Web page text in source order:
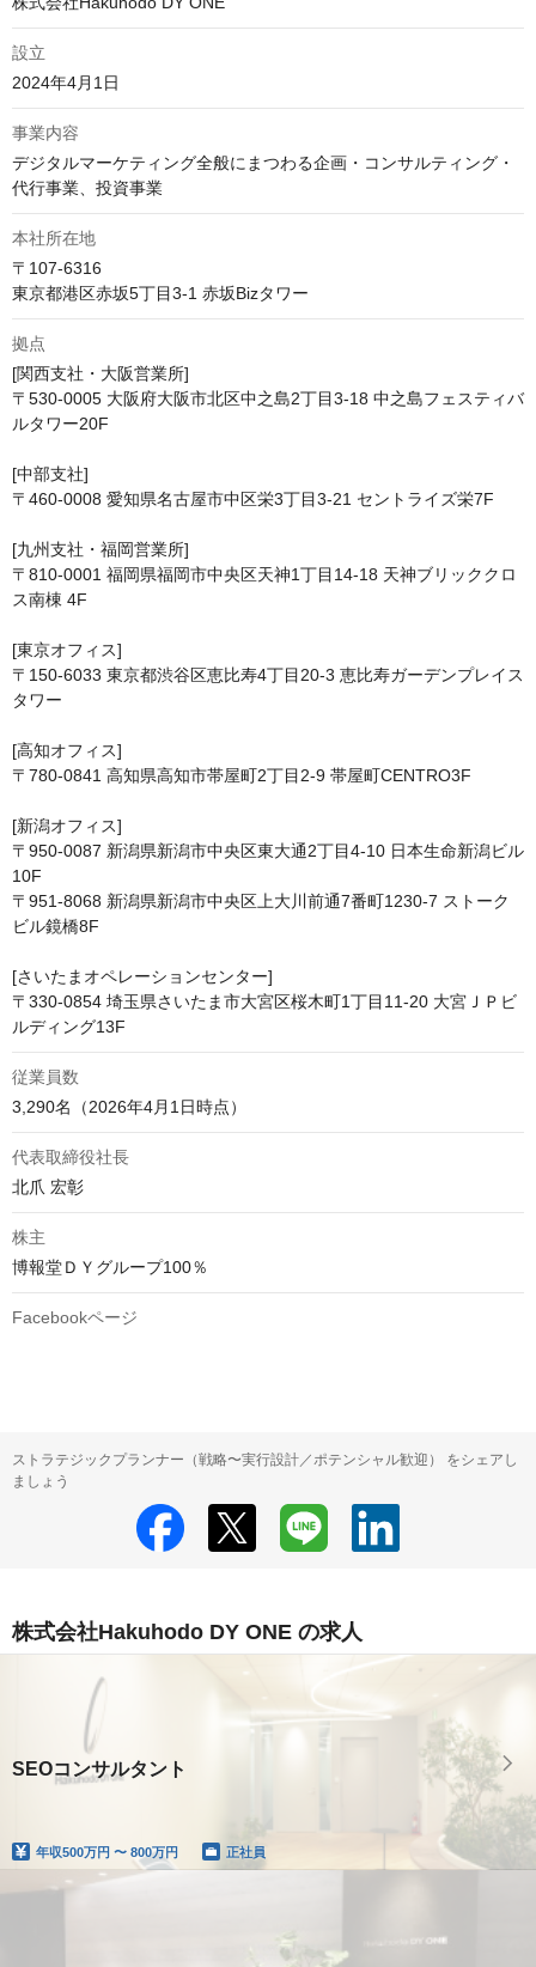
設立
2024年4月1日
事業内容
デジタルマーケティング全般にまつわる企画・コンサルティング・
代行事業、投資事業
本社所在地
〒107-6316
東京都港区赤坂5丁目3-1 赤坂Bizタワー
拠点
[関西支社・大阪営業所]
〒530-0005 大阪府大阪市北区中之島2丁目3-18 中之島フェスティバ
ルタワー20F
[中部支社]
〒460-0008 愛知県名古屋市中区栄3丁目3-21 セントライズ栄7F
[九州支社・福岡営業所]
〒810-0001 福岡県福岡市中央区天神1丁目14-18 天神ブリッククロ
ス南棟 4F
[東京オフィス]
〒150-6033 東京都渋谷区恵比寿4丁目20-3 恵比寿ガーデンプレイス
タワー
[高知オフィス]
〒780-0841 高知県高知市帯屋町2丁目2-9 帯屋町CENTRO3F
[新潟オフィス]
〒950-0087 新潟県新潟市中央区東大通2丁目4-10 日本生命新潟ビル
10F
〒951-8068 新潟県新潟市中央区上大川前通7番町1230-7 ストーク
ビル鏡橋8F
[さいたまオペレーションセンター]
〒330-0854 埼玉県さいたま市大宮区桜木町1丁目11-20 大宮ＪＰビ
ルディング13F
従業員数
3,290名（2026年4月1日時点）
代表取締役社長
北爪 宏彰
株主
博報堂ＤＹグループ100％
Facebookページ
ストラテジックプランナー（戦略〜実行設計／ポテンシャル歓迎） をシェアし
ましょう
株式会社Hakuhodo DY ONE の求人
SEOコンサルタント
年収500万円 〜 800万円 正社員